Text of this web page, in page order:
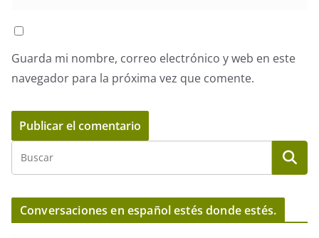
Guarda mi nombre, correo electrónico y web en este
navegador para la próxima vez que comente.
Conversaciones en español estés donde estés.